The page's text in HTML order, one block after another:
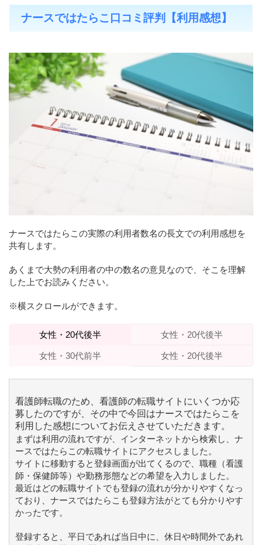
ナースではたらこ口コミ評判【利用感想】
ナースではたらこの実際の利用者数名の長文での利用感想を
共有します。
あくまで大勢の利用者の中の数名の意見なので、そこを理解
した上でお読みください。
※横スクロールができます。
女性・20代後半 女性・20代後半
女性・30代前半 女性・20代後半
看護師転職のため、看護師の転職サイトにいくつか応
募したのですが、その中で今回はナースではたらこを
利用した感想についてお伝えさせていただきます。
まずは利用の流れですが、インターネットから検索し、ナ
ースではたらこの転職サイトにアクセスしました。
サイトに移動すると登録画面が出てくるので、職種（看護
師・保健師等）や勤務形態などの希望を入力しました。
最近はどの転職サイトでも登録の流れが分かりやすくなっ
ており、ナースではたらこも登録方法がとても分かりやす
かったです。
登録すると、平日であれば当日中に、休日や時間外であれ